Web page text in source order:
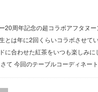
20周年記念の超コラボアフタヌ
とは年に2回くらいコラボさせて
に合わせた紅茶をいつも楽しみに
て 今回のテーブルコーディネー